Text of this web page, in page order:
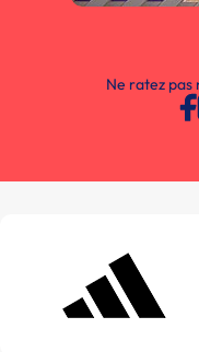
Ne ratez pas